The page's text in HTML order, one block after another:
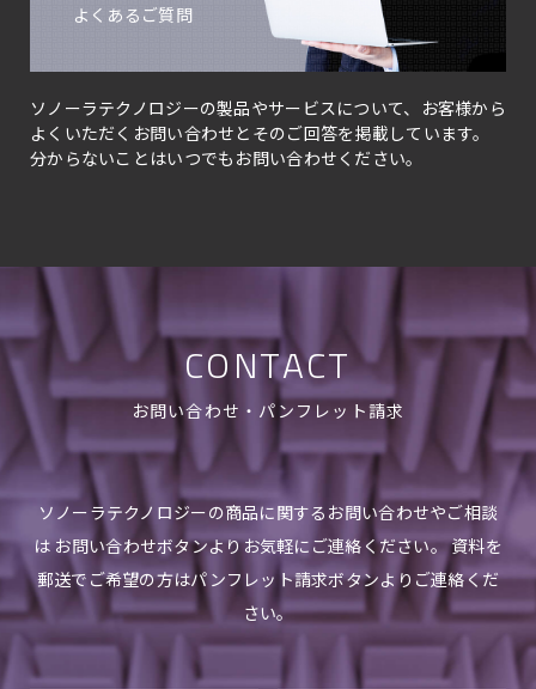
よくあるご質問
ソノーラテクノロジーの製品やサービスについて、お客様から
よくいただくお問い合わせとそのご回答を掲載しています。
分からないことはいつでもお問い合わせください。
CONTACT
お問い合わせ・パンフレット請求
ソノーラテクノロジーの商品に関するお問い合わせやご相談
は お問い合わせボタンよりお気軽にご連絡ください。 資料を
郵送でご希望の方はパンフレット請求ボタンよりご連絡くだ
さい。